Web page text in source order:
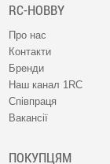
RC-HOBBY
Про нас
Контакти
Бренди
Наш канал 1RC
Співпраця
Вакансії
ПОКУПЦЯМ